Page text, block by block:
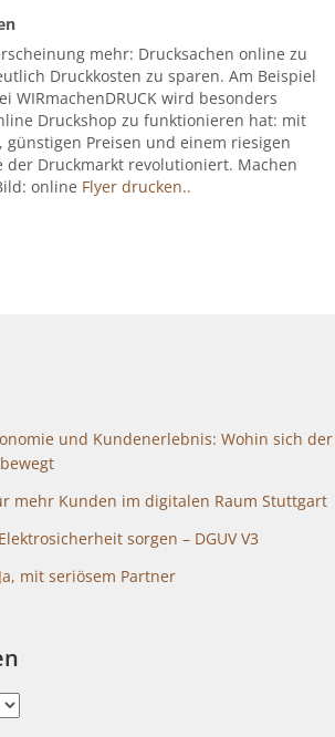
mehr: Drucksachen online zu
Druckkosten zu sparen. Am Beispiel
WIRmachenDRUCK wird besonders
Druckshop zu funktionieren hat: mit
günstigen Preisen und einem riesigen
der Druckmarkt revolutioniert. Machen
online Flyer drucken..
und Kundenerlebnis: Wohin sich der
mehr Kunden im digitalen Raum Stuttgart
sorgen – DGUV V3
mit seriösem Partner